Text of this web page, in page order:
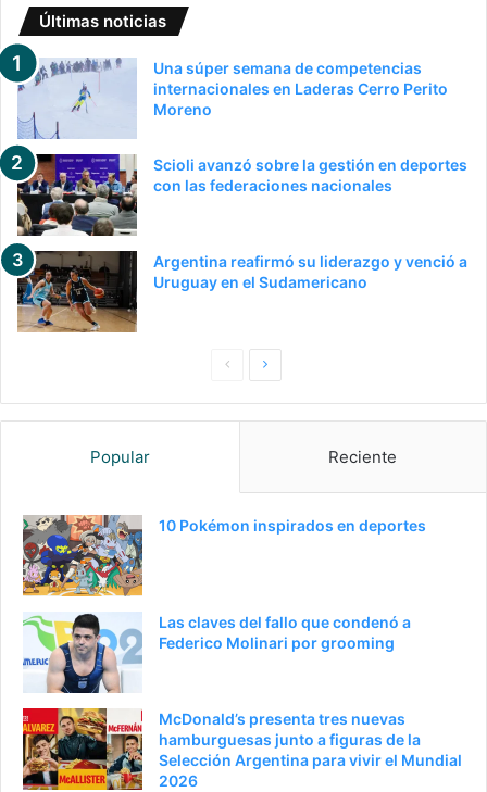
Últimas noticias
Una súper semana de competencias
internacionales en Laderas Cerro Perito
Moreno
Scioli avanzó sobre la gestión en deportes
con las federaciones nacionales
Argentina reafirmó su liderazgo y venció a
Uruguay en el Sudamericano
g
e
o
r
g
p
i
n
Popular Reciente
10 Pokémon inspirados en deportes
Las claves del fallo que condenó a
Federico Molinari por grooming
McDonald’s presenta tres nuevas
hamburguesas junto a figuras de la
Selección Argentina para vivir el Mundial
2026